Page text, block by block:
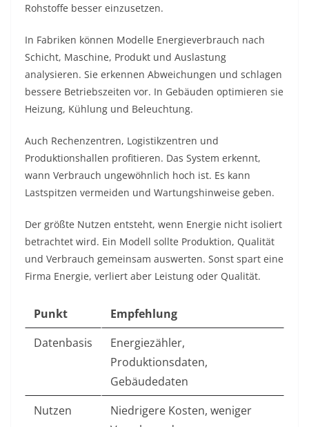
Rohstoffe besser einzusetzen.
In Fabriken können Modelle Energieverbrauch nach
Schicht, Maschine, Produkt und Auslastung
analysieren. Sie erkennen Abweichungen und schlagen
bessere Betriebszeiten vor. In Gebäuden optimieren sie
Heizung, Kühlung und Beleuchtung.
Auch Rechenzentren, Logistikzentren und
Produktionshallen profitieren. Das System erkennt,
wann Verbrauch ungewöhnlich hoch ist. Es kann
Lastspitzen vermeiden und Wartungshinweise geben.
Der größte Nutzen entsteht, wenn Energie nicht isoliert
betrachtet wird. Ein Modell sollte Produktion, Qualität
und Verbrauch gemeinsam auswerten. Sonst spart eine
Firma Energie, verliert aber Leistung oder Qualität.
Punkt
Empfehlung
Datenbasis
Energiezähler,
Produktionsdaten,
Gebäudedaten
Nutzen
Niedrigere Kosten, weniger